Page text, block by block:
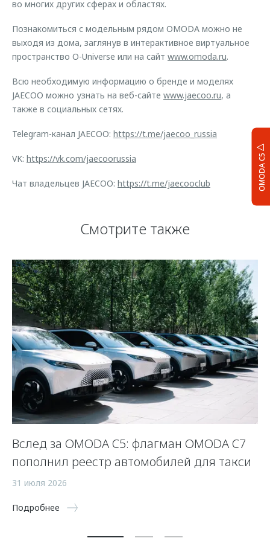
OMODA C5
во многих других сферах и областях.
Познакомиться с модельным рядом OMODA можно не
выходя из дома, заглянув в интерактивное виртуальное
пространство O-Universe или на сайт www.omoda.ru.
Всю необходимую информацию о бренде и моделях
JAECOO можно узнать на веб-сайте www.jaecoo.ru, а
также в социальных сетях.
Telegram-канал JAECOO: https://t.me/jaecoo_russia
VK: https://vk.com/jaecoorussia
Чат владельцев JAECOO: https://t.me/jaecooclub
Смотрите также
Вслед за OMODA C5: флагман OMODA C7
пополнил реестр автомобилей для такси
31 июля 2026
Подробнее